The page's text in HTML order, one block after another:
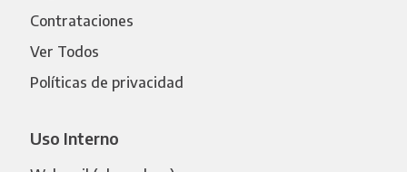
Contrataciones
Ver Todos
Políticas de privacidad
Uso Interno